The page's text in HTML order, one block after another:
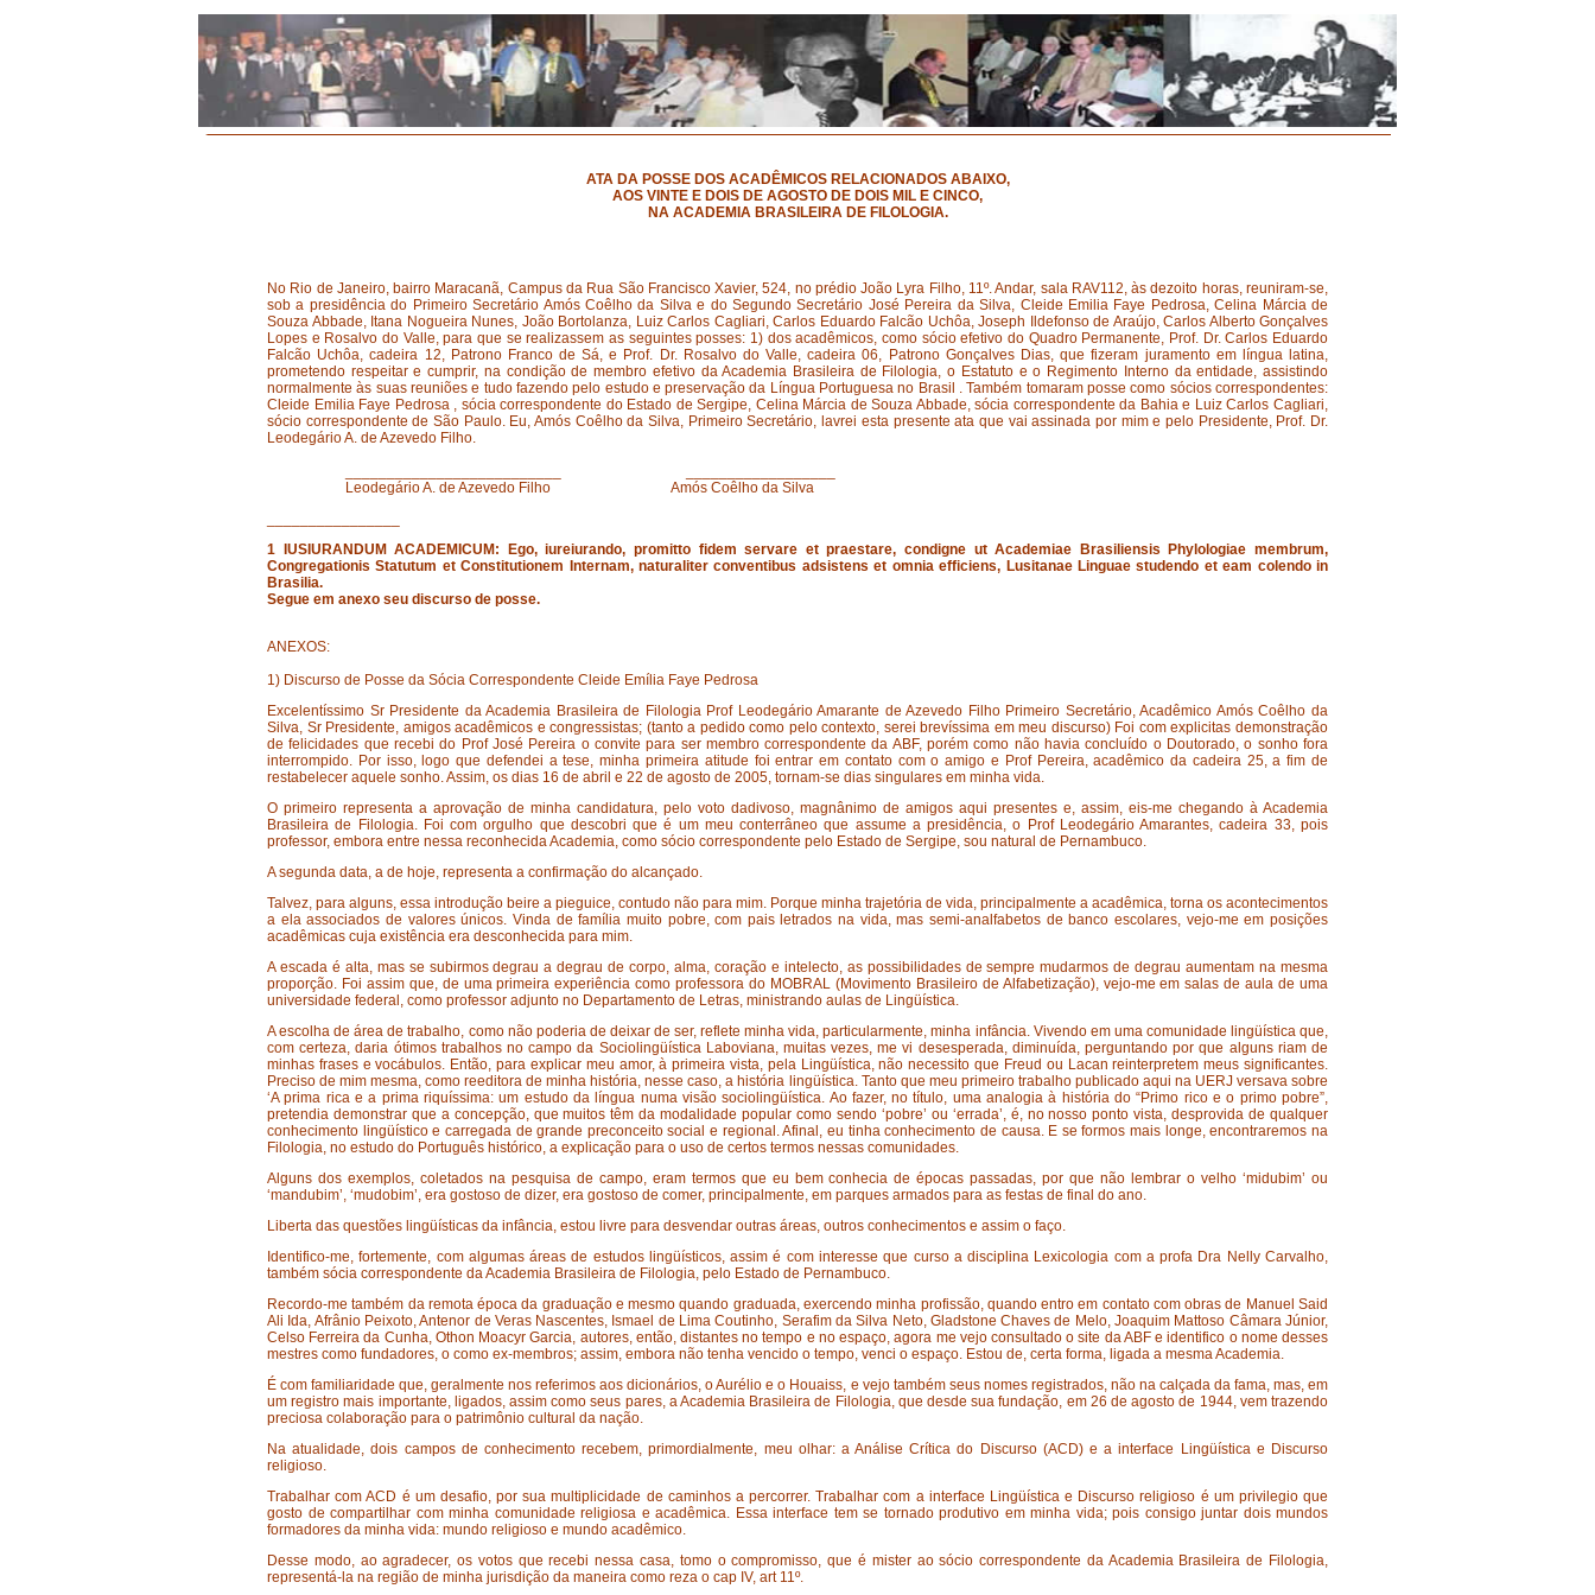
ATA DA POSSE DOS ACADÊMICOS RELACIONADOS ABAIXO,
AOS VINTE E DOIS DE AGOSTO DE DOIS MIL E CINCO,
NA ACADEMIA BRASILEIRA DE FILOLOGIA.
No Rio de Janeiro, bairro Maracanã, Campus da Rua São Francisco Xavier, 524, no prédio João Lyra Filho, 11º. Andar, sala RAV112, às dezoito horas, reuniram-se,
sob a presidência do Primeiro Secretário Amós Coêlho da Silva e do Segundo Secretário José Pereira da Silva, Cleide Emilia Faye Pedrosa, Celina Márcia de
Souza Abbade, Itana Nogueira Nunes, João Bortolanza, Luiz Carlos Cagliari, Carlos Eduardo Falcão Uchôa, Joseph Ildefonso de Araújo, Carlos Alberto Gonçalves
Lopes e Rosalvo do Valle, para que se realizassem as seguintes posses: 1) dos acadêmicos, como sócio efetivo do Quadro Permanente, Prof. Dr. Carlos Eduardo
Falcão Uchôa, cadeira 12, Patrono Franco de Sá, e Prof. Dr. Rosalvo do Valle, cadeira 06, Patrono Gonçalves Dias, que fizeram juramento em língua latina,
prometendo respeitar e cumprir, na condição de membro efetivo da Academia Brasileira de Filologia, o Estatuto e o Regimento Interno da entidade, assistindo
normalmente às suas reuniões e tudo fazendo pelo estudo e preservação da Língua Portuguesa no Brasil . Também tomaram posse como sócios correspondentes:
Cleide Emilia Faye Pedrosa , sócia correspondente do Estado de Sergipe, Celina Márcia de Souza Abbade, sócia correspondente da Bahia e Luiz Carlos Cagliari,
sócio correspondente de São Paulo. Eu, Amós Coêlho da Silva, Primeiro Secretário, lavrei esta presente ata que vai assinada por mim e pelo Presidente, Prof. Dr.
Leodegário A. de Azevedo Filho.
Leodegário A. de Azevedo Filho Amós Coêlho da Silva
1
IUSIURANDUM ACADEMICUM: Ego, iureiurando, promitto fidem servare et praestare, condigne ut Academiae Brasiliensis Phylologiae membrum,
Congregationis Statutum et Constitutionem Internam, naturaliter conventibus adsistens et omnia efficiens, Lusitanae Linguae studendo et eam colendo in
Brasilia.
Segue em anexo seu discurso de posse.
ANEXOS:
1) Discurso de Posse da Sócia Correspondente Cleide Emília Faye Pedrosa
Excelentíssimo Sr Presidente da Academia Brasileira de Filologia Prof Leodegário Amarante de Azevedo Filho Primeiro Secretário, Acadêmico Amós Coêlho da
Silva, Sr Presidente, amigos acadêmicos e congressistas; (tanto a pedido como pelo contexto, serei brevíssima em meu discurso) Foi com explicitas demonstração
de felicidades que recebi do Prof José Pereira o convite para ser membro correspondente da ABF, porém como não havia concluído o Doutorado, o sonho fora
interrompido. Por isso, logo que defendei a tese, minha primeira atitude foi entrar em contato com o amigo e Prof Pereira, acadêmico da cadeira 25, a fim de
restabelecer aquele sonho. Assim, os dias 16 de abril e 22 de agosto de 2005, tornam-se dias singulares em minha vida.
O primeiro representa a aprovação de minha candidatura, pelo voto dadivoso, magnânimo de amigos aqui presentes e, assim, eis-me chegando à Academia
Brasileira de Filologia. Foi com orgulho que descobri que é um meu conterrâneo que assume a presidência, o Prof Leodegário Amarantes, cadeira 33, pois
professor, embora entre nessa reconhecida Academia, como sócio correspondente pelo Estado de Sergipe, sou natural de Pernambuco.
A segunda data, a de hoje, representa a confirmação do alcançado.
Talvez, para alguns, essa introdução beire a pieguice, contudo não para mim. Porque minha trajetória de vida, principalmente a acadêmica, torna os acontecimentos
a ela associados de valores únicos. Vinda de família muito pobre, com pais letrados na vida, mas semi-analfabetos de banco escolares, vejo-me em posições
acadêmicas cuja existência era desconhecida para mim.
A escada é alta, mas se subirmos degrau a degrau de corpo, alma, coração e intelecto, as possibilidades de sempre mudarmos de degrau aumentam na mesma
proporção. Foi assim que, de uma primeira experiência como professora do MOBRAL (Movimento Brasileiro de Alfabetização), vejo-me em salas de aula de uma
universidade federal, como professor adjunto no Departamento de Letras, ministrando aulas de Lingüística.
A escolha de área de trabalho, como não poderia de deixar de ser, reflete minha vida, particularmente, minha infância. Vivendo em uma comunidade lingüística que,
com certeza, daria ótimos trabalhos no campo da Sociolingüística Laboviana, muitas vezes, me vi desesperada, diminuída, perguntando por que alguns riam de
minhas frases e vocábulos. Então, para explicar meu amor, à primeira vista, pela Lingüística, não necessito que Freud ou Lacan reinterpretem meus significantes.
Preciso de mim mesma, como reeditora de minha história, nesse caso, a história lingüística. Tanto que meu primeiro trabalho publicado aqui na UERJ versava sobre
‘A prima rica e a prima riquíssima: um estudo da língua numa visão sociolingüística. Ao fazer, no título, uma analogia à história do “Primo rico e o primo pobre”,
pretendia demonstrar que a concepção, que muitos têm da modalidade popular como sendo ‘pobre’ ou ‘errada’, é, no nosso ponto vista, desprovida de qualquer
conhecimento lingüístico e carregada de grande preconceito social e regional. Afinal, eu tinha conhecimento de causa. E se formos mais longe, encontraremos na
Filologia, no estudo do Português histórico, a explicação para o uso de certos termos nessas comunidades.
Alguns dos exemplos, coletados na pesquisa de campo, eram termos que eu bem conhecia de épocas passadas, por que não lembrar o velho ‘midubim’ ou
‘mandubim’, ‘mudobim’, era gostoso de dizer, era gostoso de comer, principalmente, em parques armados para as festas de final do ano.
Liberta das questões lingüísticas da infância, estou livre para desvendar outras áreas, outros conhecimentos e assim o faço.
Identifico-me, fortemente, com algumas áreas de estudos lingüísticos, assim é com interesse que curso a disciplina Lexicologia com a profa Dra Nelly Carvalho,
também sócia correspondente da Academia Brasileira de Filologia, pelo Estado de Pernambuco.
Recordo-me também da remota época da graduação e mesmo quando graduada, exercendo minha profissão, quando entro em contato com obras de Manuel Said
Ali Ida, Afrânio Peixoto, Antenor de Veras Nascentes, Ismael de Lima Coutinho, Serafim da Silva Neto, Gladstone Chaves de Melo, Joaquim Mattoso Câmara Júnior,
Celso Ferreira da Cunha, Othon Moacyr Garcia, autores, então, distantes no tempo e no espaço, agora me vejo consultado o site da ABF e identifico o nome desses
mestres como fundadores, o como ex-membros; assim, embora não tenha vencido o tempo, venci o espaço. Estou de, certa forma, ligada a mesma Academia.
É com familiaridade que, geralmente nos referimos aos dicionários, o Aurélio e o Houaiss, e vejo também seus nomes registrados, não na calçada da fama, mas, em
um registro mais importante, ligados, assim como seus pares, a Academia Brasileira de Filologia, que desde sua fundação, em 26 de agosto de 1944, vem trazendo
preciosa colaboração para o patrimônio cultural da nação.
Na atualidade, dois campos de conhecimento recebem, primordialmente, meu olhar: a Análise Crítica do Discurso (ACD) e a interface Lingüística e Discurso
religioso.
Trabalhar com ACD é um desafio, por sua multiplicidade de caminhos a percorrer. Trabalhar com a interface Lingüística e Discurso religioso é um privilegio que
gosto de compartilhar com minha comunidade religiosa e acadêmica. Essa interface tem se tornado produtivo em minha vida; pois consigo juntar dois mundos
formadores da minha vida: mundo religioso e mundo acadêmico.
Desse modo, ao agradecer, os votos que recebi nessa casa, tomo o compromisso, que é mister ao sócio correspondente da Academia Brasileira de Filologia,
representá-la na região de minha jurisdição da maneira como reza o cap IV, art 11º.